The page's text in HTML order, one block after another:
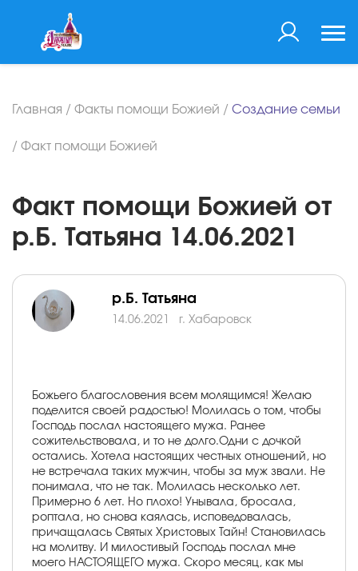
Главная / Факты помощи Божией / Создание семьи
/ Факт помощи Божией
Факт помощи Божией от
р.Б. Татьяна 14.06.2021
р.Б. Татьяна
14.06.2021 г. Хабаровск
Божьего благословения всем молящимся! Желаю
поделится своей радостью! Молилась о том, чтобы
Господь послал настоящего мужа. Ранее
сожительствовала, и то не долго.Одни с дочкой
остались. Хотела настоящих честных отношений, но
не встречала таких мужчин, чтобы за муж звали. Не
понимала, что не так. Молилась несколько лет.
Примерно 6 лет. Но плохо! Унывала, бросала,
роптала, но снова каялась, исповедовалась,
причащалась Святых Христовых Тайн! Становилась
на молитву. И милостивый Господь послал мне
моего НАСТОЯЩЕГО мужа. Скоро месяц, как мы